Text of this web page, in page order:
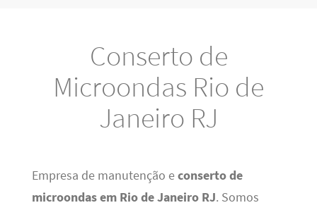
Conserto de
Microondas Rio de
Janeiro RJ
Empresa de manutenção econserto de
microondas em Rio de Janeiro RJ. Somos